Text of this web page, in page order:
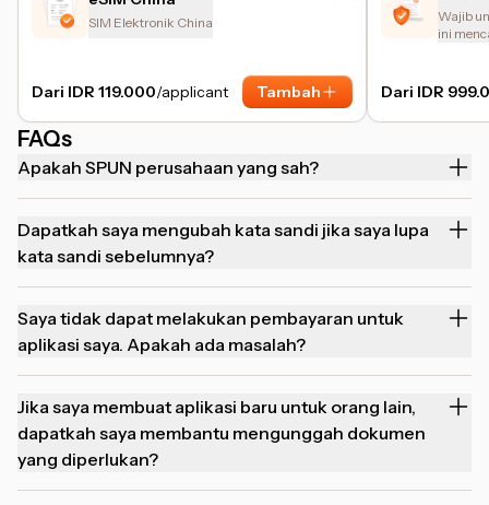
SIM Elektronik China
Dari IDR 119.000/applicant Tambah
Wajib
ini
Dari IDR
FAQs
Apakah SPUN perusahaan yang sah?
Dapatkah saya mengubah kata sandi jika saya lupa
kata sandi sebelumnya?
Saya tidak dapat melakukan pembayaran untuk
aplikasi saya. Apakah ada masalah?
Jika saya membuat aplikasi baru untuk orang lain,
dapatkah saya membantu mengunggah dokumen
yang diperlukan?